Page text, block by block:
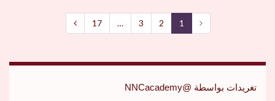
1
2
3
…
17
تغريدات بواسطة @NNCacademy